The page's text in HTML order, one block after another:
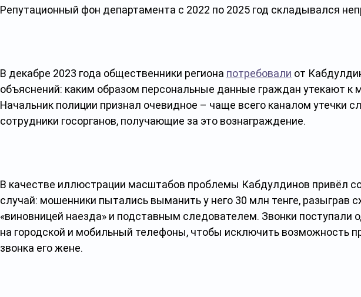
Репутационный фон департамента с 2022 по 2025 год складывался
В декабре 2023 года общественники региона потребовали от
объяснений: каким образом персональные данные граждан утекают к
Начальник полиции признал очевидное – чаще всего каналом утечки
сотрудники госорганов, получающие за это вознаграждение.
В качестве иллюстрации масштабов проблемы Кабдулдинов привёл
случай: мошенники пытались выманить у него 30 млн тенге, разыграв
«виновницей наезда» и подставным следователем. Звонки поступали
на городской и мобильный телефоны, чтобы исключить возможность
звонка его жене.